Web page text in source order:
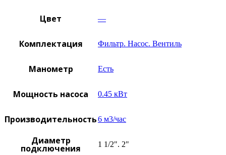
Цвет —
Комплектация Фильтр. Насос. Вентиль
Манометр Есть
Мощность насоса 0.45 кВт
Производительность6 м3/час
Диаметр
подключения 1 1/2". 2"